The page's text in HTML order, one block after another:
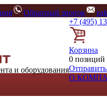
Обратный звонок
и оборудования
+7 (495)
Корзина
0 позиций
Отправить
О